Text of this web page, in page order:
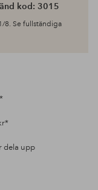
kod: 3015
8. Se fullständiga
dela upp